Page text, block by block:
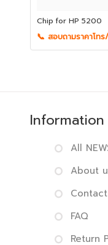
Chip for HP 5200
📞 สอบถามราคาโท
Information
All
About
FAQ
Return